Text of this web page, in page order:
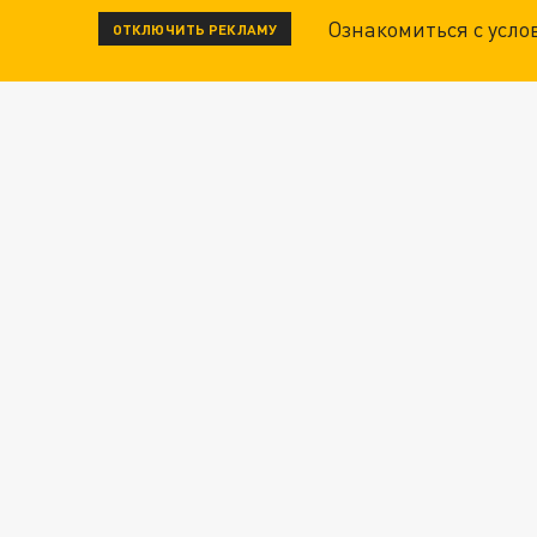
ОТКЛЮЧИТЬ РЕКЛАМУ Ознакомиться с